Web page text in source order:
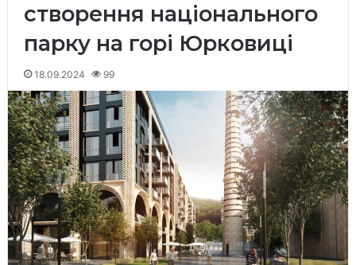
створення національного
парку на горі Юрковиці
18.09.2024 99